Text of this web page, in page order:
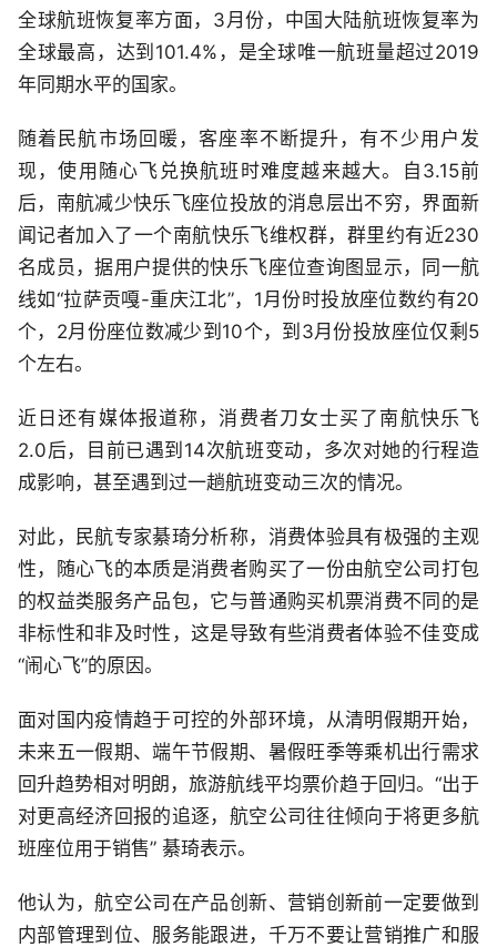
全球航班恢复率方面，3月份，中国大陆航班恢复率为
全球最高，达到101.4%，是全球唯一航班量超过2019
年同期水平的国家。
随着民航市场回暖，客座率不断提升，有不少用户发
现，使用随心飞兑换航班时难度越来越大。自3.15前
后，南航减少快乐飞座位投放的消息层出不穷，界面新
闻记者加入了一个南航快乐飞维权群，群里约有近230
名成员，据用户提供的快乐飞座位查询图显示，同一航
线如“拉萨贡嘎-重庆江北”，1月份时投放座位数约有20
个，2月份座位数减少到10个，到3月份投放座位仅剩5
个左右。
近日还有媒体报道称，消费者刀女士买了南航快乐飞
2.0后，目前已遇到14次航班变动，多次对她的行程造
成影响，甚至遇到过一趟航班变动三次的情况。
对此，民航专家綦琦分析称，消费体验具有极强的主观
性，随心飞的本质是消费者购买了一份由航空公司打包
的权益类服务产品包，它与普通购买机票消费不同的是
非标性和非及时性，这是导致有些消费者体验不佳变成
“闹心飞”的原因。
面对国内疫情趋于可控的外部环境，从清明假期开始，
未来五一假期、端午节假期、暑假旺季等乘机出行需求
回升趋势相对明朗，旅游航线平均票价趋于回归。“出于
对更高经济回报的追逐，航空公司往往倾向于将更多航
班座位用于销售” 綦琦表示。
他认为，航空公司在产品创新、营销创新前一定要做到
内部管理到位、服务能跟进，千万不要让营销推广和服